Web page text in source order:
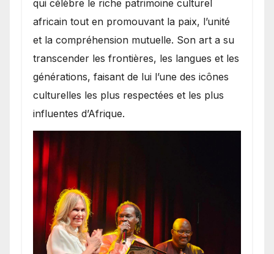
qui célèbre le riche patrimoine culturel
africain tout en promouvant la paix, l’unité
et la compréhension mutuelle. Son art a su
transcender les frontières, les langues et les
générations, faisant de lui l’une des icônes
culturelles les plus respectées et les plus
influentes d’Afrique.